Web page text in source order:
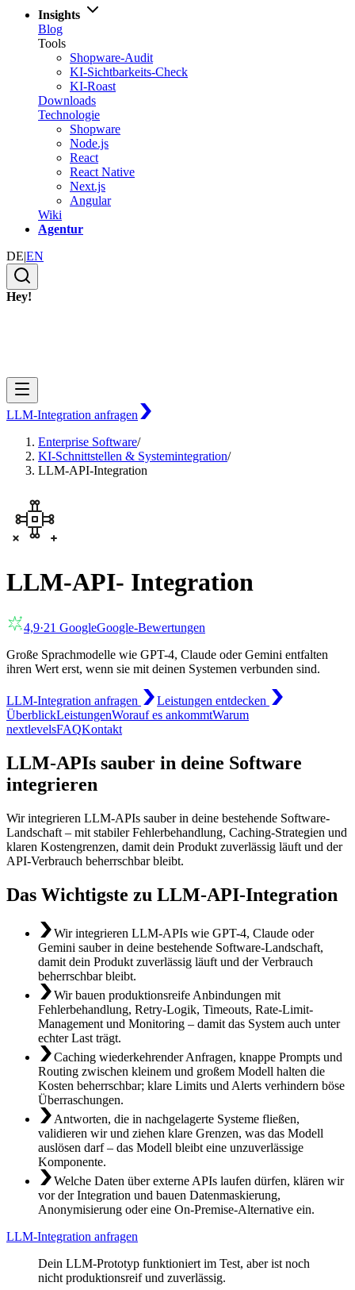
Insights
Blog
Tools
Shopware-Audit
KI-Sichtbarkeits-Check
KI-Roast
Downloads
Technologie
Shopware
Node.js
React
React Native
Next.js
Angular
Wiki
Agentur
DE|EN
Hey!
LLM-Integration anfragen
Enterprise Software/
KI-Schnittstellen & Systemintegration/
LLM-API-Integration
LLM-API- Integration
4,9·21 GoogleGoogle-Bewertungen
Große Sprachmodelle wie GPT-4, Claude oder Gemini entfalten
ihren Wert erst, wenn sie mit deinen Systemen verbunden sind.
LLM-Integration anfragen
Leistungen entdecken
ÜberblickLeistungenWorauf es ankommtWarum
nextlevelsFAQKontakt
LLM-APIs sauber in deine Software
integrieren
Wir integrieren LLM-APIs sauber in deine bestehende Software-
Landschaft – mit stabiler Fehlerbehandlung, Caching-Strategien und
klaren Kostengrenzen, damit dein Produkt zuverlässig läuft und der
API-Verbrauch beherrschbar bleibt.
Das Wichtigste zu LLM-API-Integration
Wir integrieren LLM-APIs wie GPT-4, Claude oder
Gemini sauber in deine bestehende Software-Landschaft,
damit dein Produkt zuverlässig läuft und der Verbrauch
beherrschbar bleibt.
Wir bauen produktionsreife Anbindungen mit
Fehlerbehandlung, Retry-Logik, Timeouts, Rate-Limit-
Management und Monitoring – damit das System auch unter
echter Last trägt.
Caching wiederkehrender Anfragen, knappe Prompts und
Routing zwischen kleinem und großem Modell halten die
Kosten beherrschbar; klare Limits und Alerts verhindern böse
Überraschungen.
Antworten, die in nachgelagerte Systeme fließen,
validieren wir und ziehen klare Grenzen, was das Modell
auslösen darf – das Modell bleibt eine unzuverlässige
Komponente.
Welche Daten über externe APIs laufen dürfen, klären wir
vor der Integration und bauen Datenmaskierung,
Anonymisierung oder eine On-Premise-Alternative ein.
LLM-Integration anfragen
Dein LLM-Prototyp funktioniert im Test, aber ist noch
nicht produktionsreif und zuverlässig.